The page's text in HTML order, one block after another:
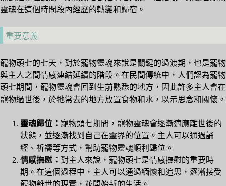
靈魂在這個時間段內經歷的轉變和歸宿。
重要意義
寵物頭七的七天，對於寵物靈魂來說是關鍵的過渡期，也是寵物
與主人之間情感連結延續的階段。在民間傳統中，人們認為寵物
頭七期間，寵物靈魂會回到生前熟悉的地方，因此許多主人會在
寵物過世後，於牠常去的地方放置食物和水，以示思念和關懷。
靈魂歸位： 寵物頭七期間，寵物靈魂會逐漸適應離世後的
狀態，並逐漸找到自己在靈界的位置。主人可以通過誦
經、祈禱等方式，幫助寵物靈魂順利歸位。
情感撫慰： 對主人來說，寵物頭七是情感撫慰的重要時
期。在這個過程中，主人可以通過緬懷和追思，逐漸接受
寵物離世的現實，並開始新的生活。